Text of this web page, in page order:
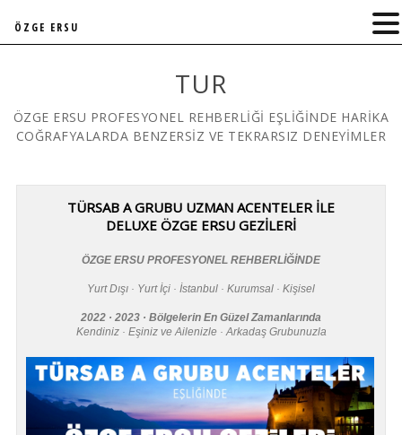
TUR
ÖZGE ERSU PROFESYONEL REHBERLİĞİ EŞLİĞİNDE HARİKA
COĞRAFYALARDA BENZERSİZ VE TEKRARSIZ DENEYİMLER
TÜRSAB A GRUBU UZMAN ACENTELER İLE
DELUXE ÖZGE ERSU GEZİLERİ
ÖZGE ERSU PROFESYONEL REHBERLİĞİNDE
Yurt Dışı · Yurt İçi · İstanbul · Kurumsal · Kişisel
2022 · 2023 · Bölgelerin En Güzel Zamanlarında
Kendiniz · Eşiniz ve Ailenizle · Arkadaş Grubunuzla
ÖZGE ERSU